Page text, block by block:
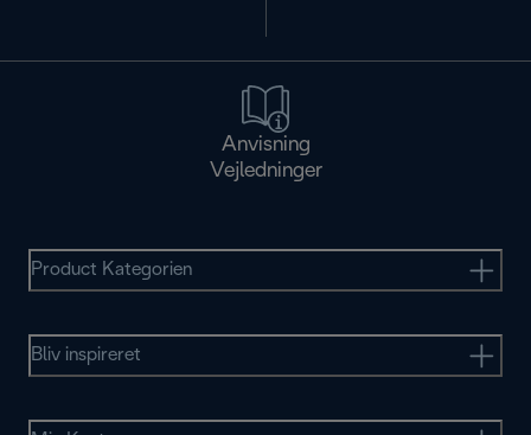
Anvisning
Vejledninger
Product Kategorien
Bliv inspireret